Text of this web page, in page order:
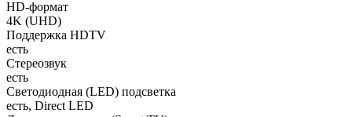
HD-формат
4K (UHD)
Поддержка HDTV
есть
Стереозвук
есть
Светодиодная (LED) подсветка
есть, Direct LED